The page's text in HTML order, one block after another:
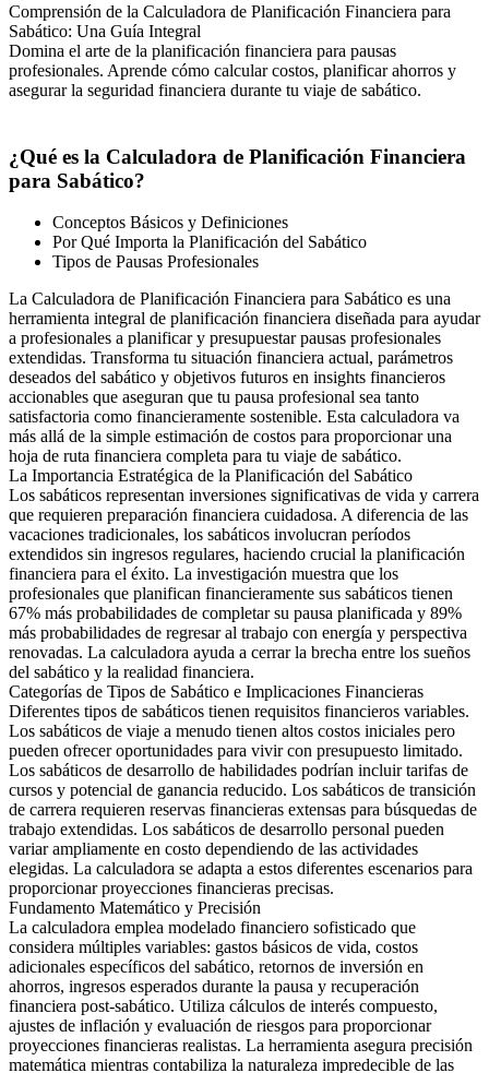
Comprensión de la Calculadora de Planificación Financiera para
Sabático: Una Guía Integral
Domina el arte de la planificación financiera para pausas
profesionales. Aprende cómo calcular costos, planificar ahorros y
asegurar la seguridad financiera durante tu viaje de sabático.
¿Qué es la Calculadora de Planificación Financiera
para Sabático?
Conceptos Básicos y Definiciones
Por Qué Importa la Planificación del Sabático
Tipos de Pausas Profesionales
La Calculadora de Planificación Financiera para Sabático es una
herramienta integral de planificación financiera diseñada para ayudar
a profesionales a planificar y presupuestar pausas profesionales
extendidas. Transforma tu situación financiera actual, parámetros
deseados del sabático y objetivos futuros en insights financieros
accionables que aseguran que tu pausa profesional sea tanto
satisfactoria como financieramente sostenible. Esta calculadora va
más allá de la simple estimación de costos para proporcionar una
hoja de ruta financiera completa para tu viaje de sabático.
La Importancia Estratégica de la Planificación del Sabático
Los sabáticos representan inversiones significativas de vida y carrera
que requieren preparación financiera cuidadosa. A diferencia de las
vacaciones tradicionales, los sabáticos involucran períodos
extendidos sin ingresos regulares, haciendo crucial la planificación
financiera para el éxito. La investigación muestra que los
profesionales que planifican financieramente sus sabáticos tienen
67% más probabilidades de completar su pausa planificada y 89%
más probabilidades de regresar al trabajo con energía y perspectiva
renovadas. La calculadora ayuda a cerrar la brecha entre los sueños
del sabático y la realidad financiera.
Categorías de Tipos de Sabático e Implicaciones Financieras
Diferentes tipos de sabáticos tienen requisitos financieros variables.
Los sabáticos de viaje a menudo tienen altos costos iniciales pero
pueden ofrecer oportunidades para vivir con presupuesto limitado.
Los sabáticos de desarrollo de habilidades podrían incluir tarifas de
cursos y potencial de ganancia reducido. Los sabáticos de transición
de carrera requieren reservas financieras extensas para búsquedas de
trabajo extendidas. Los sabáticos de desarrollo personal pueden
variar ampliamente en costo dependiendo de las actividades
elegidas. La calculadora se adapta a estos diferentes escenarios para
proporcionar proyecciones financieras precisas.
Fundamento Matemático y Precisión
La calculadora emplea modelado financiero sofisticado que
considera múltiples variables: gastos básicos de vida, costos
adicionales específicos del sabático, retornos de inversión en
ahorros, ingresos esperados durante la pausa y recuperación
financiera post-sabático. Utiliza cálculos de interés compuesto,
ajustes de inflación y evaluación de riesgos para proporcionar
proyecciones financieras realistas. La herramienta asegura precisión
matemática mientras contabiliza la naturaleza impredecible de las